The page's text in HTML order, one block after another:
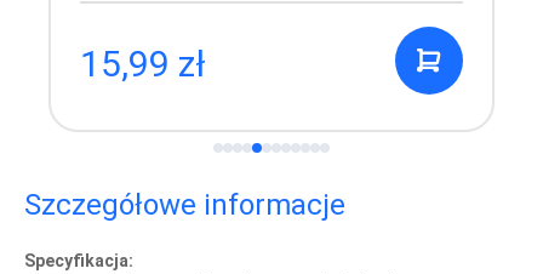
15,99 zł
Szczegółowe informacje
Specyfikacja: